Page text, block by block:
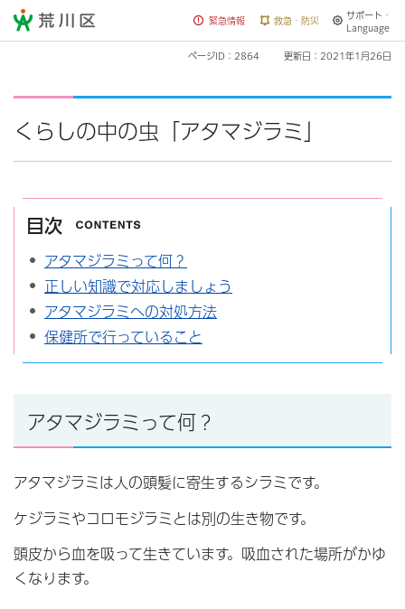
荒川区 緊急情報 救急・防災
サポート・
Language
ページID：2864 更新日：2021年1月26日
くらしの中の虫「アタマジラミ」
目次
アタマジラミって何？
正しい知識で対応しましょう
アタマジラミへの対処方法
保健所で行っていること
アタマジラミって何？
アタマジラミは人の頭髪に寄生するシラミです。
ケジラミやコロモジラミとは別の生き物です。
頭皮から血を吸って生きています。吸血された場所がかゆ
くなります。